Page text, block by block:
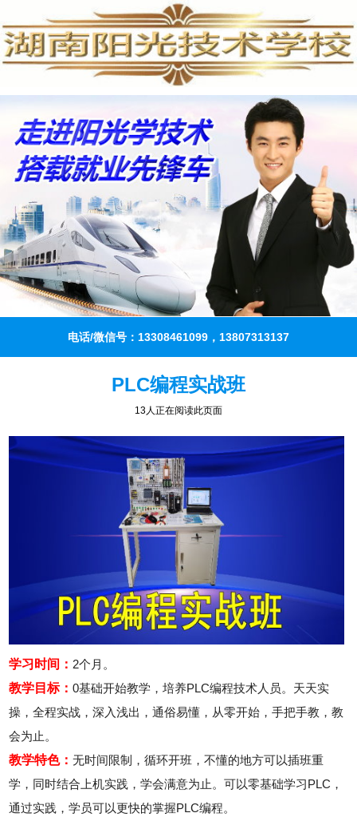
电话/微信号：13308461099，13807313137
PLC编程实战班
8人正在阅读此页面
学习时间：2个月。
教学目标：0基础开始教学，培养PLC编程技术人员。天天实
操，全程实战，深入浅出，通俗易懂，从零开始，手把手教，教
会为止。
教学特色：无时间限制，循环开班，不懂的地方可以插班重
学，同时结合上机实践，学会满意为止。可以零基础学习PLC，
通过实践，学员可以更快的掌握PLC编程。